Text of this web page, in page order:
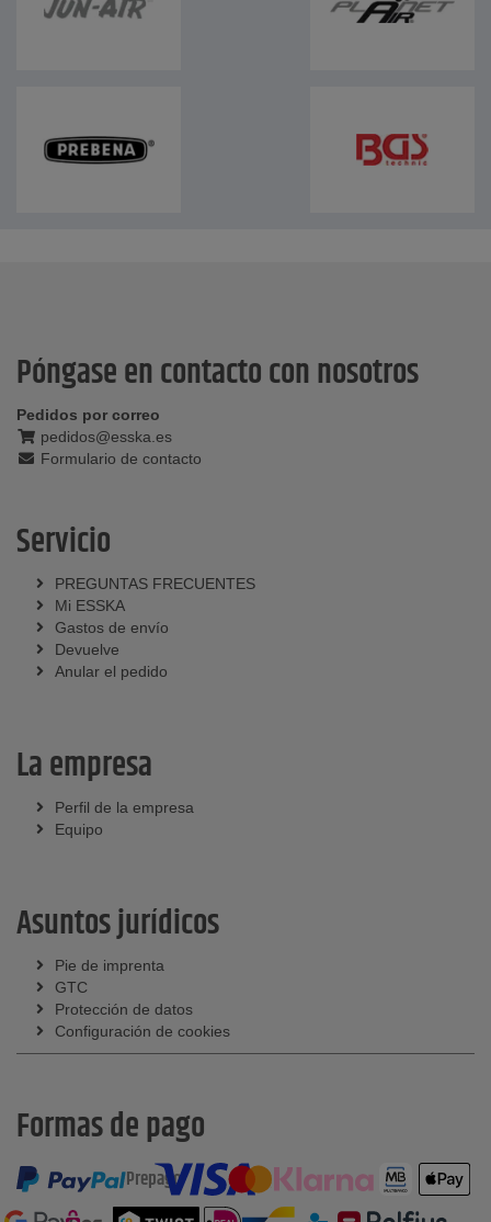
Póngase en contacto con nosotros
Pedidos por correo
pedidos@esska.es
Formulario de contacto
Servicio
PREGUNTAS FRECUENTES
Mi ESSKA
Gastos de envío
Devuelve
Anular el pedido
La empresa
Perfil de la empresa
Equipo
Asuntos jurídicos
Pie de imprenta
GTC
Protección de datos
Configuración de cookies
Formas de pago
Prepago